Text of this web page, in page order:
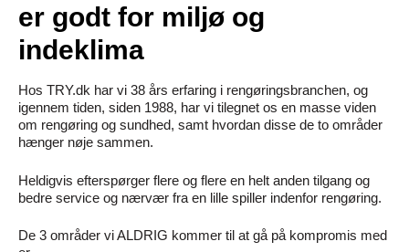
er godt for miljø og
indeklima
Hos TRY.dk har vi 38 års erfaring i rengøringsbranchen, og
igennem tiden, siden 1988, har vi tilegnet os en masse viden
om rengøring og sundhed, samt hvordan disse de to områder
hænger nøje sammen.
Heldigvis efterspørger flere og flere en helt anden tilgang og
bedre service og nærvær fra en lille spiller indenfor rengøring.
De 3 områder vi ALDRIG kommer til at gå på kompromis med